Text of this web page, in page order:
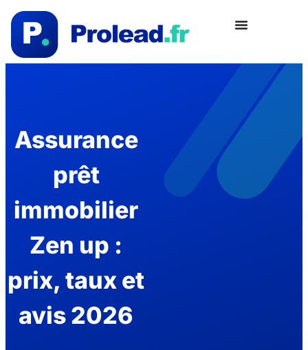
Assurance
prêt
immobilier
Zen up :
prix, taux et
avis 2026